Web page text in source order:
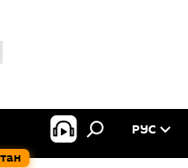
РУС